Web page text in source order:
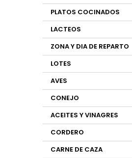
PLATOS COCINADOS
LACTEOS
ZONA Y DIA DE REPARTO
LOTES
AVES
CONEJO
ACEITES Y VINAGRES
CORDERO
CARNE DE CAZA